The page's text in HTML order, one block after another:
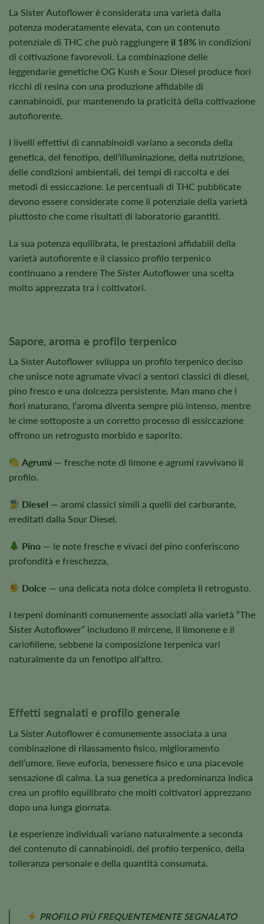
La Sister Autoflower è considerata una varietà dalla
potenza moderatamente elevata, con un contenuto
potenziale di THC che può raggiungere il 18% in condizioni
di coltivazione favorevoli. La combinazione delle
leggendarie genetiche OG Kush e Sour Diesel produce fiori
ricchi di resina con una produzione affidabile di
cannabinoidi, pur mantenendo la praticità della coltivazione
autofiorente.
I livelli effettivi di cannabinoidi variano a seconda della
genetica, del fenotipo, dell’illuminazione, della nutrizione,
delle condizioni ambientali, dei tempi di raccolta e dei
metodi di essiccazione. Le percentuali di THC pubblicate
devono essere considerate come il potenziale della varietà
piuttosto che come risultati di laboratorio garantiti.
La sua potenza equilibrata, le prestazioni affidabili della
varietà autofiorente e il classico profilo terpenico
continuano a rendere The Sister Autoflower una scelta
molto apprezzata tra i coltivatori.
Sapore, aroma e profilo terpenico
La Sister Autoflower sviluppa un profilo terpenico deciso
che unisce note agrumate vivaci a sentori classici di diesel,
pino fresco e una dolcezza persistente. Man mano che i
fiori maturano, l’aroma diventa sempre più intenso, mentre
le cime sottoposte a un corretto processo di essiccazione
offrono un retrogusto morbido e saporito.
Agrumi — fresche note di limone e agrumi ravvivano il
profilo.
Diesel — aromi classici simili a quelli del carburante,
ereditati dalla Sour Diesel.
Pino — le note fresche e vivaci del pino conferiscono
profondità e freschezza.
Dolce — una delicata nota dolce completa il retrogusto.
I terpeni dominanti comunemente associati alla varietà “The
Sister Autoflower” includono il mircene, il limonene e il
cariofillene, sebbene la composizione terpenica vari
naturalmente da un fenotipo all’altro.
Effetti segnalati e profilo generale
La Sister Autoflower è comunemente associata a una
combinazione di rilassamento fisico, miglioramento
dell’umore, lieve euforia, benessere fisico e una piacevole
sensazione di calma. La sua genetica a predominanza Indica
crea un profilo equilibrato che molti coltivatori apprezzano
dopo una lunga giornata.
Le esperienze individuali variano naturalmente a seconda
del contenuto di cannabinoidi, del profilo terpenico, della
tolleranza personale e della quantità consumata.
PROFILO PIÙ FREQUENTEMENTE SEGNALATO